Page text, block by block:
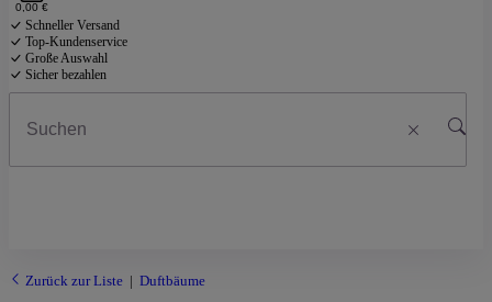
0,00 €
Schneller Versand
Top-Kundenservice
Große Auswahl
Sicher bezahlen
Zurück zur Liste Duftbäume